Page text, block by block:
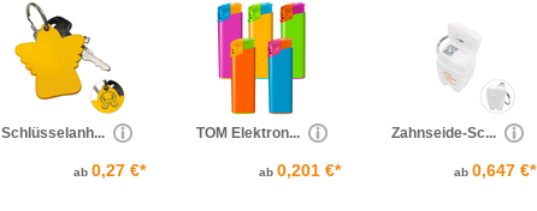
Schlüsselanh...
ab 0,27 €*
TOM Elektron...
ab 0,201 €*
Zahnseide-Sc...
ab 0,647 €*